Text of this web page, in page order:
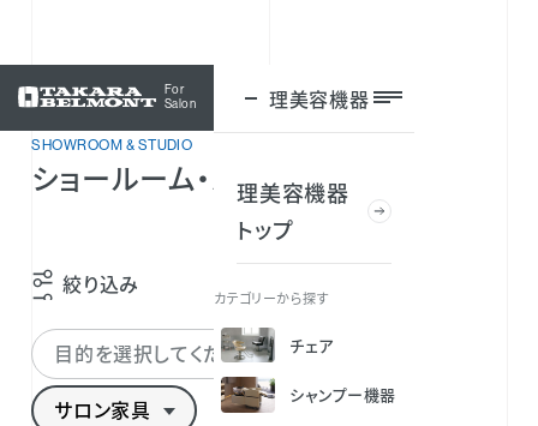
For
Salon
理美容機器
理美容機器
トップ
カテゴリーから探す
チェア
シャンプー機器
ログイン
SHOWROOM & STUDIO
ショールーム・スタジオを探す
絞り込み
目的を選択してください
サロン家具